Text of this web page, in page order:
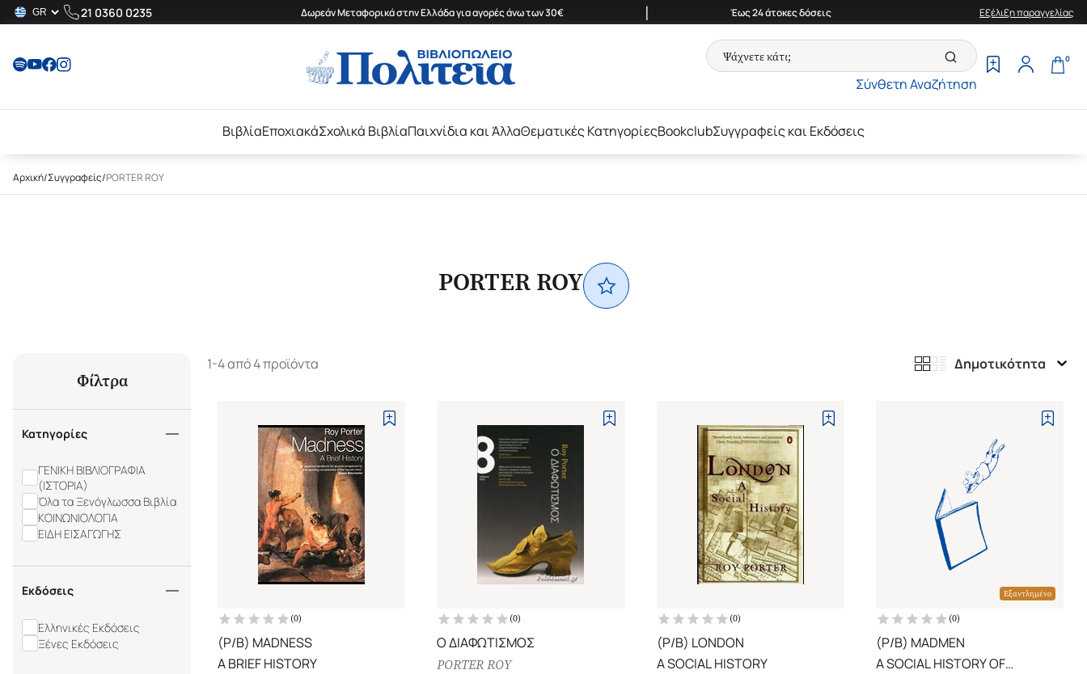
21 0360 0235 Δωρεάν Μεταφορικά στην Ελλάδα για αγορές άνω των 30€ | Έως 24 άτοκες δόσεις Εξέλιξη παραγγελίας
Σύνθετη Αναζήτηση
0
ΒιβλίαΕποχιακάΣχολικά ΒιβλίαΠαιχνίδια και ΆλλαΘεματικές ΚατηγορίεςBookclubΣυγγραφείς και Εκδόσεις
Αρχική/Συγγραφείς/PORTER ROY
PORTER ROY
Φίλτρα
Κατηγορίες
ΓΕΝΙΚΗ ΒΙΒΛΙΟΓΡΑΦΙΑ
(ΙΣΤΟΡΙΑ)
Όλα τα Ξενόγλωσσα Βιβλία
ΚΟΙΝΩΝΙΟΛΟΓΙΑ
ΕΙΔΗ ΕΙΣΑΓΩΓΗΣ
Εκδόσεις
Ελληνικές Εκδόσεις
Ξένες Εκδόσεις
1-4 από 4 προϊόντα Δημοτικότητα
(0)
(P/B) MADNESS
A BRIEF HISTORY
(0)
Ο ΔΙΑΦΩΤΙΣΜΟΣ
PORTER ROY
(0)
(P/B) LONDON
A SOCIAL HISTORY
Εξαντλημένο
(0)
(P/B) MADMEN
A SOCIAL HISTORY OF